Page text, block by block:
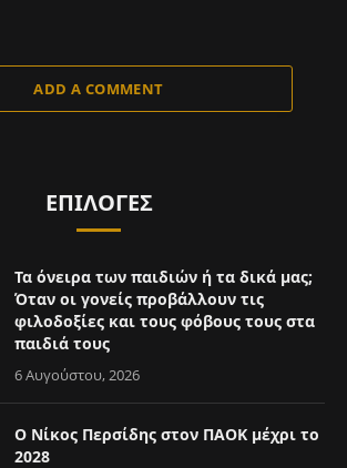
ADD A COMMENT
ΕΠΙΛΟΓΈΣ
Τα όνειρα των παιδιών ή τα δικά μας;
Όταν οι γονείς προβάλλουν τις
φιλοδοξίες και τους φόβους τους στα
παιδιά τους
6 Αυγούστου, 2026
Ο Νίκος Περσίδης στον ΠΑΟΚ μέχρι το
2028